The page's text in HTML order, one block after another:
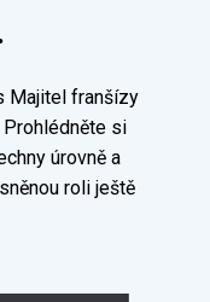
Majitel franšízy
si
úrovně a
roli ještě